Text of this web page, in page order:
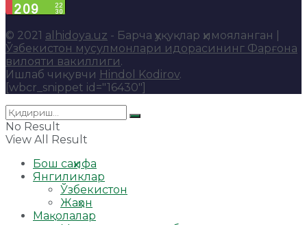
© 2021 alhidoya.uz - Барча ҳуқуқлар ҳимояланган |
Ўзбекистон мусулмонлари идорасининг Фарғона
вилояти вакиллиги.
Ишлаб чиқувчи Hindol Kodirov.
[wbcr_snippet id="16430"]
No Result
View All Result
Бош саҳифа
Янгиликлар
Ўзбекистон
Жаҳон
Мақолалар